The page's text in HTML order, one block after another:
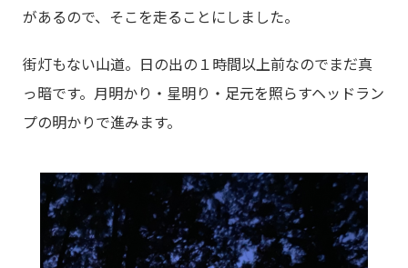
があるので、そこを走ることにしました。
街灯もない山道。日の出の１時間以上前なのでまだ真
っ暗です。月明かり・星明り・足元を照らすヘッドラン
プの明かりで進みます。